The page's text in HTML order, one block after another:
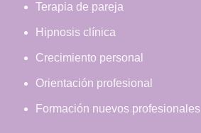
Terapia de pareja
Hipnosis clínica
Crecimiento personal
Orientación profesional
Formación nuevos profesionales